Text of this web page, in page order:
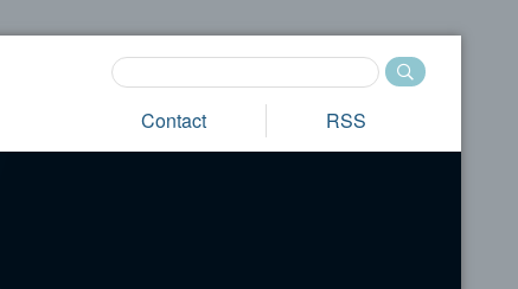
Contact RSS